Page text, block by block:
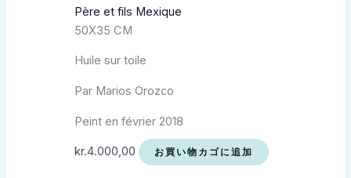
Père et fils Mexique
50X35 CM
Huile sur toile
Par Marios Orozco
Peint en février 2018
kr.4.000,00 お買い物カゴに追加